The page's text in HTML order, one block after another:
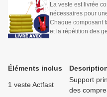
La veste est livrée
nécessaires pour
Chaque composant
et la répétition des
Éléments inclus
1 veste Actfast
Support
des